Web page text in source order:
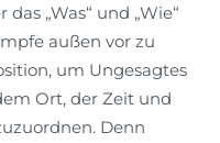
„Was“ und „Wie“
außen vor zu
um Ungesagtes
Ort, der Zeit und
Denn